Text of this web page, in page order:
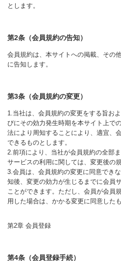
とします。
第2条（会員規約の告知）
会員規約は、本サイトへの掲載、その
に告知します。
第3条（会員規約の変更）
1.当社は、会員規約の変更をする旨お
びにその効力発生時期を本サイト上で
法により周知することにより、適宜、
できるものとします。
2.前項により、当社が会員規約の全部
サービスの利用に関しては、変更後の
3.会員は、会員規約の変更に同意でき
知後、変更の効力が生じるまでに会員
ことができます。ただし、会員が会員
用した場合は、かかる変更に同意した
第2章 会員登録
第4条（会員登録手続）